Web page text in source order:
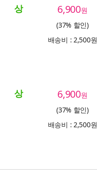
상 6,900원
(37% 할인)
배송비 : 2,500원
상 6,900원
(37% 할인)
배송비 : 2,500원